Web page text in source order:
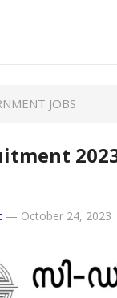
JOBS
— October 24, 2023